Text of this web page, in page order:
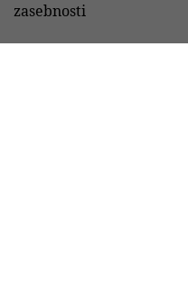
zasebnosti